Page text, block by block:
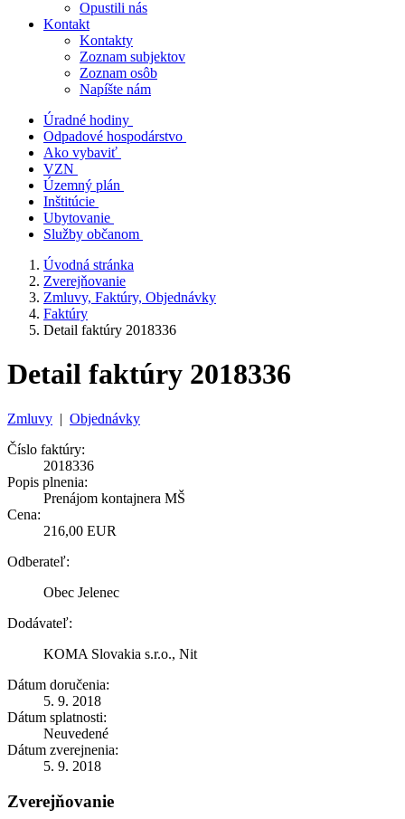
Opustili nás
Kontakt
Kontakty
Zoznam subjektov
Zoznam osôb
Napíšte nám
Úradné hodiny
Odpadové hospodárstvo
Ako vybaviť
VZN
Územný plán
Inštitúcie
Ubytovanie
Služby občanom
Úvodná stránka
Zverejňovanie
Zmluvy, Faktúry, Objednávky
Faktúry
Detail faktúry 2018336
Detail faktúry 2018336
Zmluvy | Objednávky
Číslo faktúry:
2018336
Popis plnenia:
Prenájom kontajnera MŠ
Cena:
216,00 EUR
Odberateľ:
Obec Jelenec
Dodávateľ:
KOMA Slovakia s.r.o., Nit
Dátum doručenia:
5. 9. 2018
Dátum splatnosti:
Neuvedené
Dátum zverejnenia:
5. 9. 2018
Zverejňovanie